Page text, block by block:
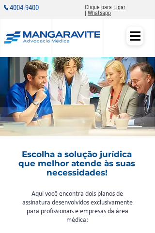
4004-9400 Clique para Ligar
Whatsapp
Escolha a solução jurídica
que melhor atende às suas
necessidades!
Aqui você encontra dois planos de
assinatura desenvolvidos exclusivamente
para profissionais e empresas da área
médica: